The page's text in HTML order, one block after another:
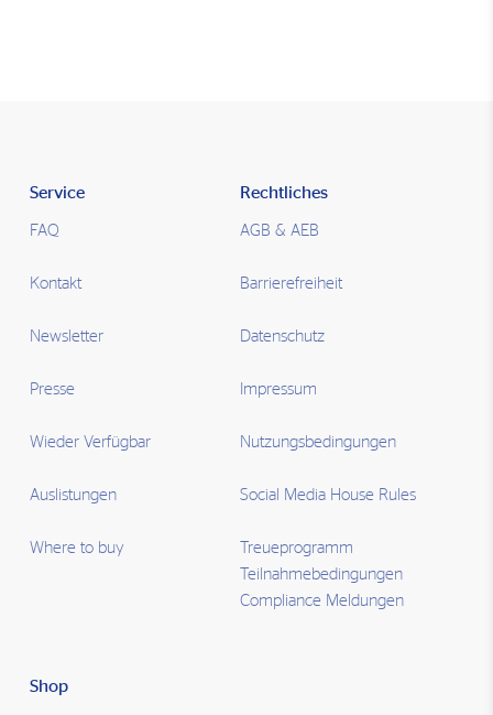
Service
FAQ
Kontakt
Newsletter
Presse
Wieder Verfügbar
Auslistungen
Where to buy
Rechtliches
AGB & AEB
Barrierefreiheit
Datenschutz
Impressum
Nutzungsbedingungen
Social Media House Rules
Treueprogramm
Teilnahmebedingungen
Compliance Meldungen
Shop